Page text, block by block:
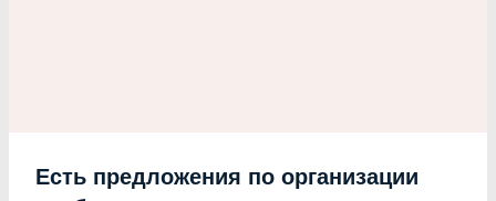
Есть предложения по организации